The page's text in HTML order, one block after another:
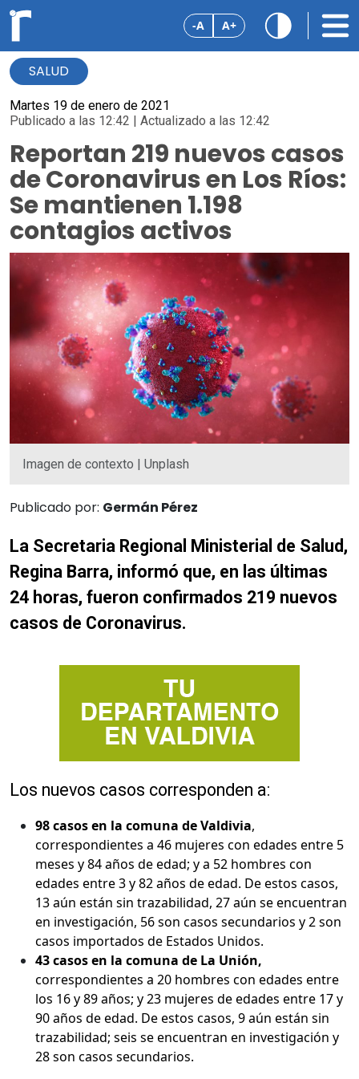
-A A+
SALUD
Martes 19 de enero de 2021
Publicado a las 12:42 | Actualizado a las 12:42
Reportan 219 nuevos casos
de Coronavirus en Los Ríos:
Se mantienen 1.198
contagios activos
Imagen de contexto | Unplash
Publicado por: Germán Pérez
La Secretaria Regional Ministerial de Salud,
Regina Barra, informó que, en las últimas
24 horas, fueron confirmados 219 nuevos
casos de Coronavirus.
Los nuevos casos corresponden a:
98 casos en la comuna de Valdivia,
correspondientes a 46 mujeres con edades entre 5
meses y 84 años de edad; y a 52 hombres con
edades entre 3 y 82 años de edad. De estos casos,
13 aún están sin trazabilidad, 27 aún se encuentran
en investigación, 56 son casos secundarios y 2 son
casos importados de Estados Unidos.
43 casos en la comuna de La Unión,
correspondientes a 20 hombres con edades entre
los 16 y 89 años; y 23 mujeres de edades entre 17 y
90 años de edad. De estos casos, 9 aún están sin
trazabilidad; seis se encuentran en investigación y
28 son casos secundarios.